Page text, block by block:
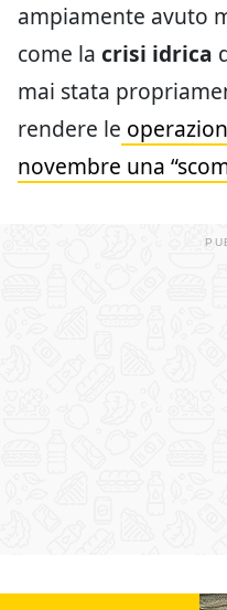
ampiamente avuto
come la crisi idrica
mai stata
rendere le
novembre una